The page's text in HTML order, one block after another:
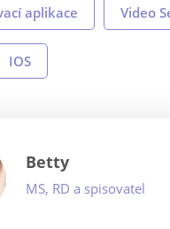
aplikace Video
IOS
Betty
MS, RD a spisovatel